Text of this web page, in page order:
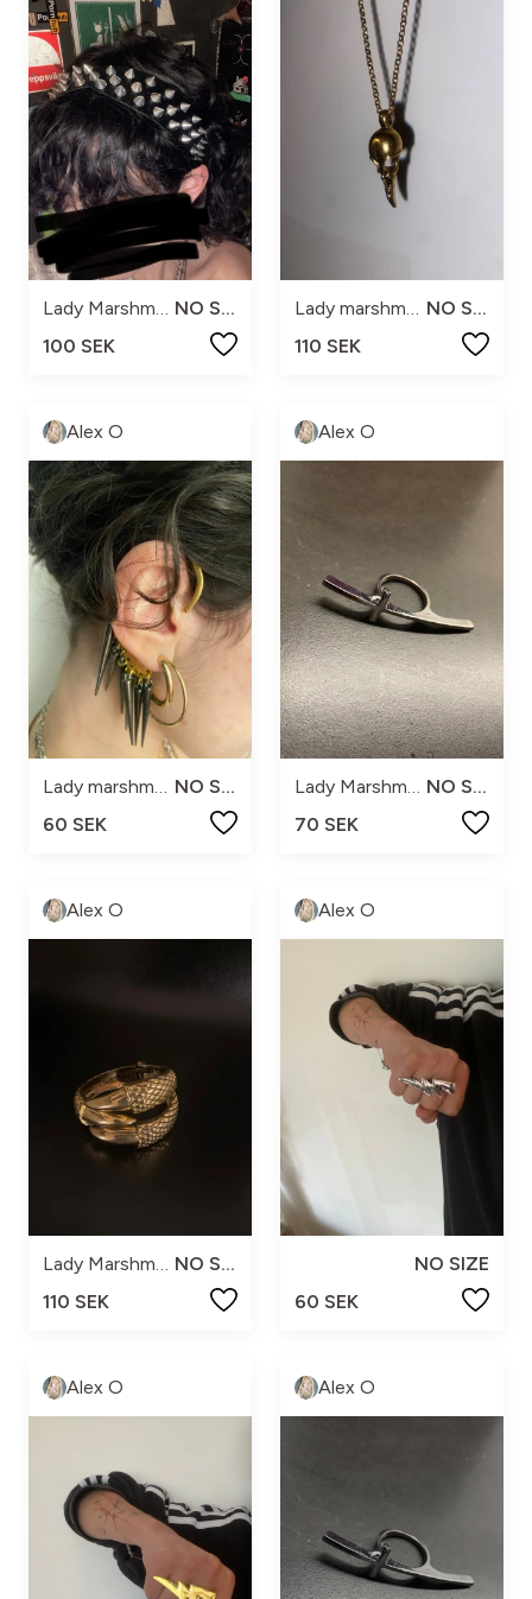
Lady Marshmallow
NO SIZE
100 SEK
Lady marshmallow
NO SIZE
110 SEK
Alex O
NO SIZE
60 SEK
Alex O
NO SIZE
70 SEK
Alex O
Lady Marshmallow
NO SIZE
110 SEK
Alex O
NO SIZE
60 SEK
Alex O Alex O